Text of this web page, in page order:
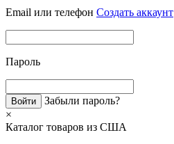
Email или телефон Создать аккаунт
Пароль
Забыли пароль?
×
Каталог товаров из США